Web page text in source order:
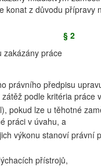
konat z důvodu přípravy
§ 2
zakázány práce
právního předpisu
podle kritéria práce
pokud lze u těhotné
práci v úvahu, a
výkonu stanoví právní
přístrojů,